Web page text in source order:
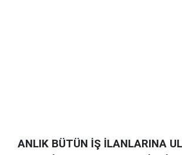
ANLIK BÜTÜN İŞ İLANLARINA